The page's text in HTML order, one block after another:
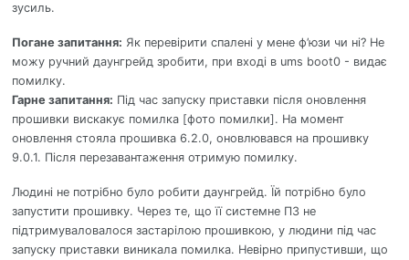
зусиль.
Погане запитання: Як перевірити спалені у мене ф’юзи чи ні? Не
можу ручний даунгрейд зробити, при вході в ums boot0 - видає
помилку.
Гарне запитання: Під час запуску приставки після оновлення
прошивки вискакує помилка [фото помилки]. На момент
оновлення стояла прошивка 6.2.0, оновлювався на прошивку
9.0.1. Після перезавантаження отримую помилку.
Людині не потрібно було робити даунгрейд. Їй потрібно було
запустити прошивку. Через те, що її системне ПЗ не
підтримуваловалося застарілою прошивкою, у людини під час
запуску приставки виникала помилка. Невірно припустивши, що